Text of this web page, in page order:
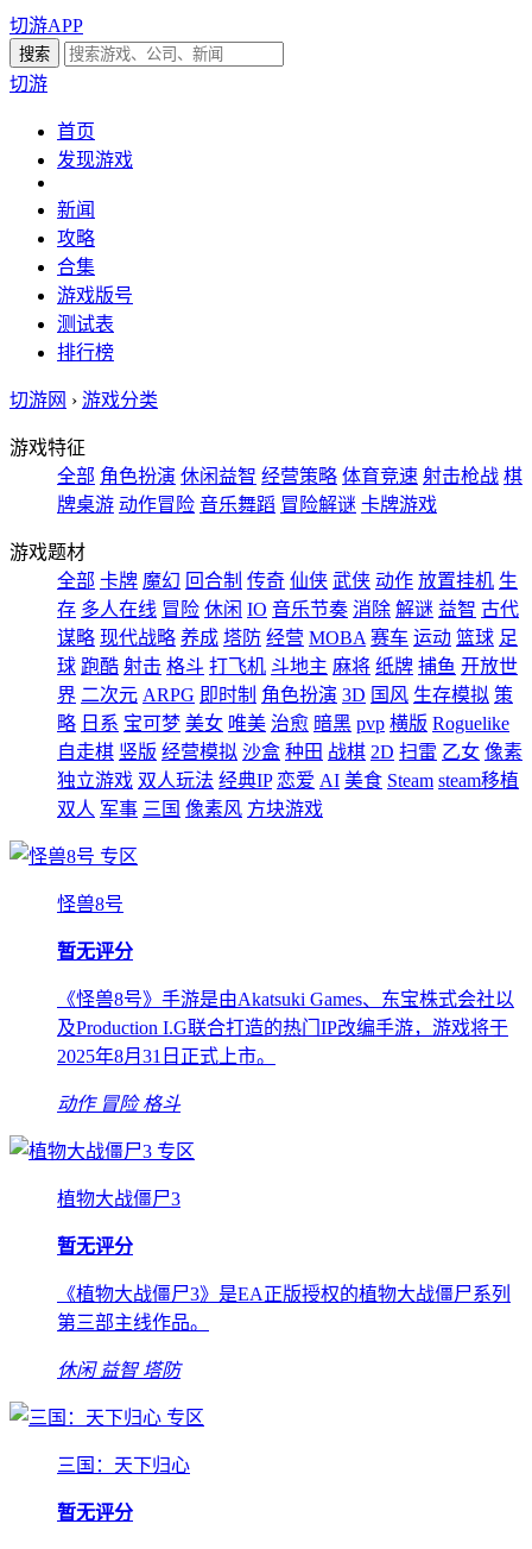
切游APP
切游
首页
发现游戏
新闻
攻略
合集
游戏版号
测试表
排行榜
切游网 › 游戏分类
游戏特征
全部 角色扮演 休闲益智 经营策略 体育竞速 射击枪战 棋
牌桌游 动作冒险 音乐舞蹈 冒险解谜 卡牌游戏
游戏题材
全部 卡牌 魔幻 回合制 传奇 仙侠 武侠 动作 放置挂机 生
存 多人在线 冒险 休闲 IO 音乐节奏 消除 解谜 益智 古代
谋略 现代战略 养成 塔防 经营 MOBA 赛车 运动 篮球 足
球 跑酷 射击 格斗 打飞机 斗地主 麻将 纸牌 捕鱼 开放世
界 二次元 ARPG 即时制 角色扮演 3D 国风 生存模拟 策
略 日系 宝可梦 美女 唯美 治愈 暗黑 pvp 横版 Roguelike
自走棋 竖版 经营模拟 沙盒 种田 战棋 2D 扫雷 乙女 像素
独立游戏 双人玩法 经典IP 恋爱 AI 美食 Steam steam移植
双人 军事 三国 像素风 方块游戏
专区
怪兽8号
暂无评分
《怪兽8号》手游是由Akatsuki Games、东宝株式会社以
及Production I.G联合打造的热门IP改编手游，游戏将于
2025年8月31日正式上市。
动作 冒险 格斗
专区
植物大战僵尸3
暂无评分
《植物大战僵尸3》是EA正版授权的植物大战僵尸系列
第三部主线作品。
休闲 益智 塔防
专区
三国：天下归心
暂无评分